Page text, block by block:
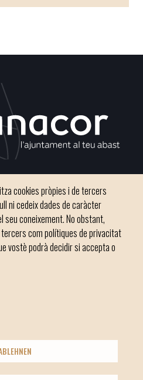
municipi
00 - CIF: P0703300D
cookies pròpies i de tercers
ni cedeix dades de caràcter
seu coneixement. No obstant,
com polítiques de privacitat
vostè podrà decidir si accepta o
de Manacor
Política de privacitat